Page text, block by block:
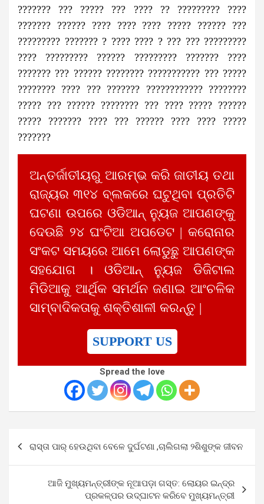
??????? ??? ????? ??? ???? ?? ????????? ????
??????? ?????? ???? ???? ???? ????? ?????? ???
????????? ??????? ? ???? ???? ? ??? ??? ?????????
???? ????????? ?????? ????????? ??????? ????
??????? ??? ?????? ???????? ??????????? ??? ?????
???????? ???? ??? ??????? ???????????? ????????
????? ??? ?????? ???????? ??? ???? ????? ??????
????? ??????? ???? ??? ?????? ???? ???? ?????
???????
ଅନ୍ତର୍ଜାତୀୟରୁ ଆରମ୍ଭ କରି ଜାତୀୟ ତଥା
ରାଜ୍ୟର ୩୧୪ ବ୍ଲକରେ ଘଟୁଥିବା ପ୍ରତିଟି
ଘଟଣା ଉପରେ ଓଡିଆନ୍ ନ୍ୟୁଜ ଆପଣଙ୍କୁ
ଦେଉଛି ୨୪ ଘଂଟିଆ ଅପଡେଟ | କରୋନାର
ସଂକଟ ସମୟରେ ଆମେ ଲୋଡୁଛୁ ଆପଣଙ୍କ
ସହଯୋଗ । ଓଡିଆନ୍ ନ୍ୟୁଜ ଡିଜିଟାଲ
ମିଡିଆକୁ ଆର୍ଥିକ ସମର୍ଥନ ଜଣାଇ ଆଂଚଳିକ
ସାମ୍ବାଦିକତାକୁ ଶକ୍ତିଶାଳୀ କରନ୍ତୁ |
SUPPORT US
Spread the love
navigation
ରାସ୍ତା ପାର୍‌ ହେଉଥିବା ବେଳେ ଦୁର୍ଘଟଣା ,ଚାଲିଗଲା ୨ଶିଶୁଙ୍କ ଜୀବନ
ଆଜି ମୁଖ୍ୟମନ୍ତ୍ରୀଙ୍କ ନୂଆପଡ଼ା ଗସ୍ତ: ଲୋୟର ଇନ୍ଦ୍ର
ପ୍ରକଳ୍ପର ଉଦ୍‌ଘାଟନ କରିବେ ମୁଖ୍ୟମନ୍ତ୍ରୀ